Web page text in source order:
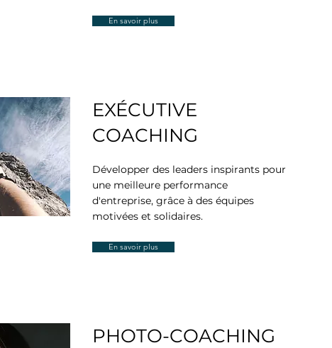
En savoir plus
Développer des leaders inspirants pour
une meilleure performance
d'entreprise, grâce à des équipes
motivées et solidaires.
En savoir plus
EXÉCUTIVE
COACHING
PHOTO-COACHING